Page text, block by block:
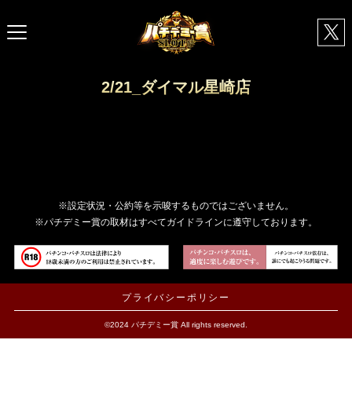
2/21_ダイマル星崎店
※設定状況・公約等を示唆するものではございません。
※パチデミー賞の取材はすべてガイドラインに遵守しております。
プライバシーポリシー
©2024 パチデミー賞 All rights reserved.